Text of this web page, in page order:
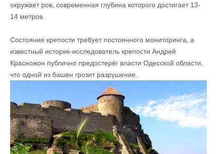
окружает ров, современная глубина которого достигает 13-
14 метров.
Состояние крепости требует постоянного мониторинга, а
известный историк-исследователь крепости Андрей
Красножон публично предостерёг власти Одесской области,
что одной из башен грозит разрушение.